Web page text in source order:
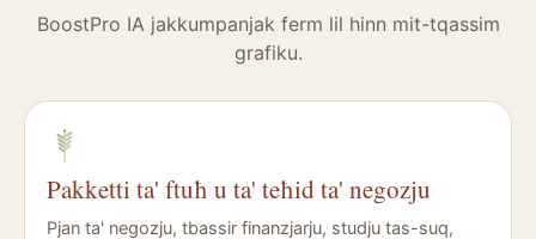
BoostPro IA jakkumpanjak ferm lil hinn mit-tqassim
grafiku.
Pakketti ta' ftuħ u ta' teħid ta' negozju
Pjan ta' negozju, tbassir finanzjarju, studju tas-suq,